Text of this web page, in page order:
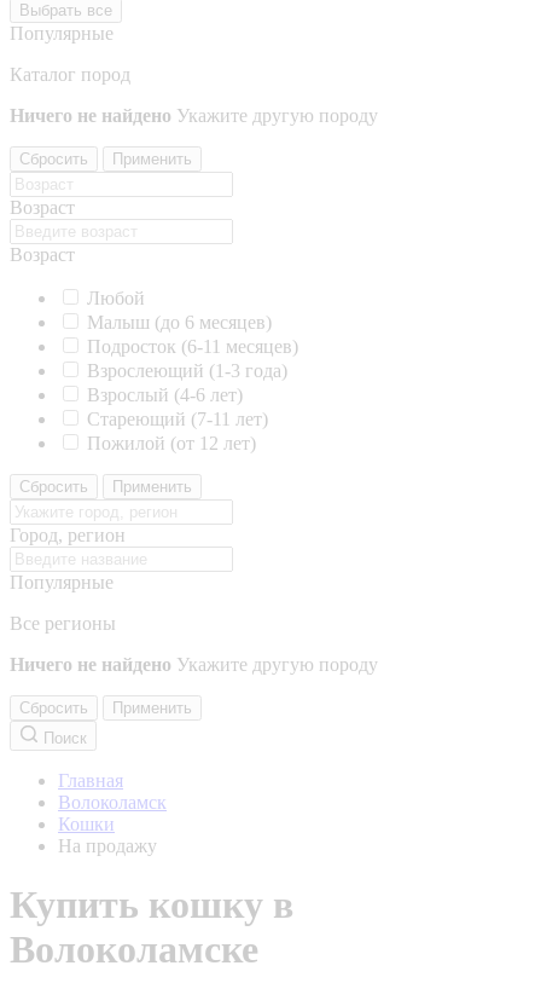
Выбрать все
Популярные
Каталог пород
Ничего не найдено Укажите другую породу
Сбросить Применить
Возраст
Возраст
Любой
Малыш (до 6 месяцев)
Подросток (6-11 месяцев)
Взрослеющий (1-3 года)
Взрослый (4-6 лет)
Стареющий (7-11 лет)
Пожилой (от 12 лет)
Сбросить Применить
Город, регион
Популярные
Все регионы
Ничего не найдено Укажите другую породу
Сбросить
Применить
Поиск
Главная
Волоколамск
Кошки
На продажу
Купить кошку в
Волоколамске